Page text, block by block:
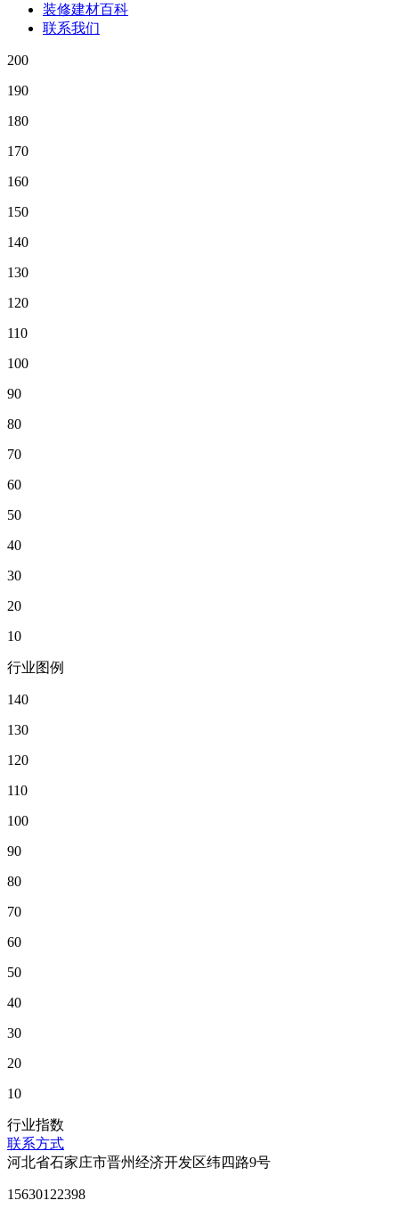
装修建材百科
联系我们
200
190
180
170
160
150
140
130
120
110
100
90
80
70
60
50
40
30
20
10
行业图例
140
130
120
110
100
90
80
70
60
50
40
30
20
10
行业指数
联系方式
河北省石家庄市晋州经济开发区纬四路9号
15630122398